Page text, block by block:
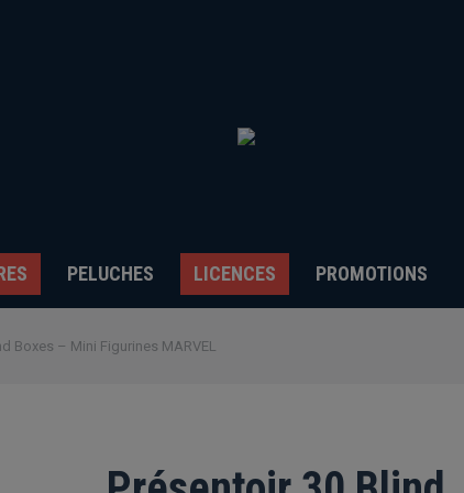
PELUCHES LICENCES PROMOTIONS
Boxes – Mini Figurines MARVEL